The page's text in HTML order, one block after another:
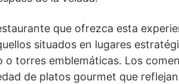
que ofrezca esta
situados en lugares
o torres emblemáticas. Los
de platos gourmet que